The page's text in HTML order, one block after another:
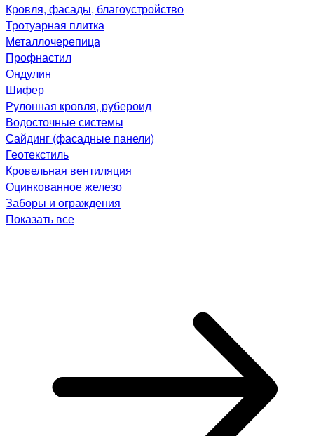
Кровля, фасады, благоустройство
Тротуарная плитка
Металлочерепица
Профнастил
Ондулин
Шифер
Рулонная кровля, рубероид
Водосточные системы
Сайдинг (фасадные панели)
Геотекстиль
Кровельная вентиляция
Оцинкованное железо
Заборы и ограждения
Показать все